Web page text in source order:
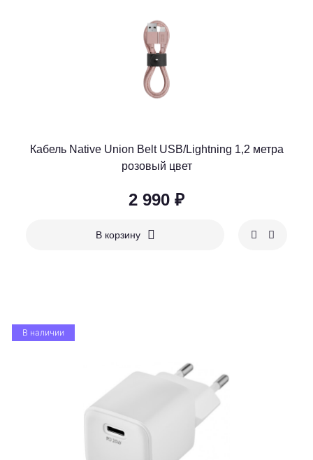
Кабель Native Union Belt USB/Lightning 1,2 метра
розовый цвет
2 990 ₽
В корзину
В наличии